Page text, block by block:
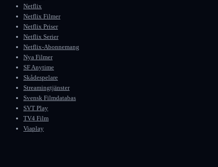
Netflix
Netflix Filmer
Netflix Priser
Netflix Serier
Netflix-Abonnemang
Nya Filmer
SF Anytime
Skådespelare
Streamingtjänster
Svensk Filmdatabas
SVT Play
TV4 Film
Viaplay